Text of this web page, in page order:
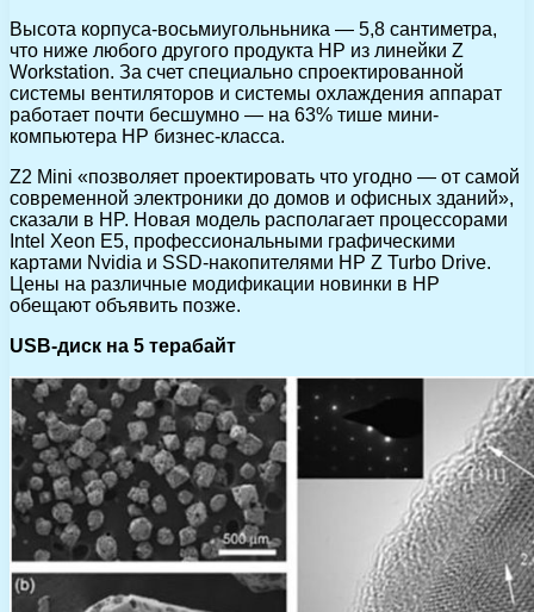
Высота корпуса-восьмиугольньника — 5,8 сантиметра,
что ниже любого другого продукта HP из линейки Z
Workstation. За счет специально спроектированной
системы вентиляторов и системы охлаждения аппарат
работает почти бесшумно — на 63% тише мини-
компьютера HP бизнес-класса.
Z2 Mini «позволяет проектировать что угодно — от самой
современной электроники до домов и офисных зданий»,
сказали в HP. Новая модель располагает процессорами
Intel Xeon E5, профессиональными графическими
картами Nvidia и SSD-накопителями HP Z Turbo Drive.
Цены на различные модификации новинки в HP
обещают объявить позже.
USB-диск на 5 терабайт